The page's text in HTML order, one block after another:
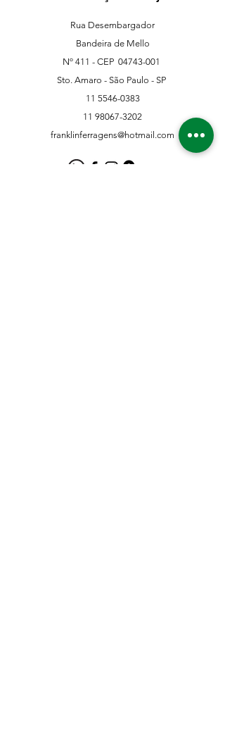
Rua Desembargador
Bandeira de Mello
Nº 411 - CEP 04743-001
Sto. Amaro - São Paulo - SP
11 5546-0383
11 98067-3202
franklinferragens@hotmail.com